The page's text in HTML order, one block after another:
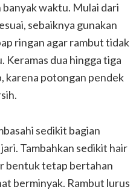
banyak waktu. Mulai dari
sebaiknya gunakan
ringan agar rambut tidak
Keramas dua hingga tiga
karena potongan pendek
sedikit bagian
Tambahkan sedikit hair
bentuk tetap bertahan
berminyak. Rambut lurus